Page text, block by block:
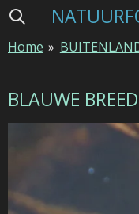
Ga
naar
hoofdinhoud
Home »
BLAUWE